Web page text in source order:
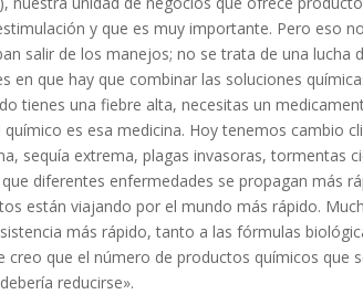
y que es muy importante. Pero eso
salir de los manejos; no se trata de una lucha
en que hay que combinar las soluciones
tienes una fiebre alta, necesitas un
químico es esa medicina. Hoy tenemos cambio
sequía extrema, plagas invasoras, tormentas
diferentes enfermedades se propagan más
están viajando por el mundo más rápido.
más rápido, tanto a las fórmulas
creo que el número de productos químicos que
reducirse».